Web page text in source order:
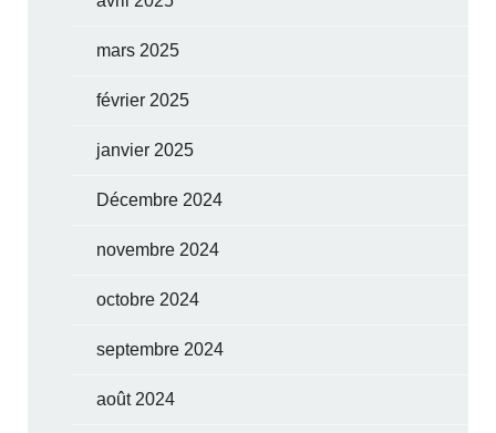
mars 2025
février 2025
janvier 2025
Décembre 2024
novembre 2024
octobre 2024
septembre 2024
août 2024